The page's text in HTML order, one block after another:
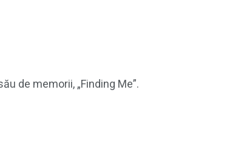
de memorii, „Finding Me”.